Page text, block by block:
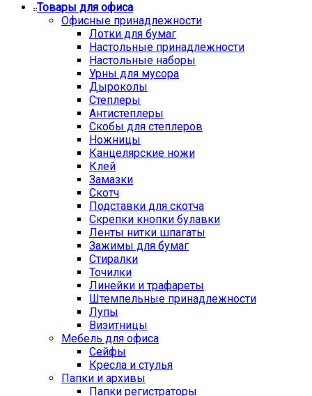
Товары для офиса
Офисные принадлежности
Лотки для бумаг
Настольные принадлежности
Настольные наборы
Урны для мусора
Дыроколы
Степлеры
Антистеплеры
Скобы для степлеров
Ножницы
Канцелярские ножи
Клей
Замазки
Скотч
Подставки для скотча
Скрепки кнопки булавки
Ленты нитки шпагаты
Зажимы для бумаг
Стиралки
Точилки
Линейки и трафареты
Штемпельные принадлежности
Лупы
Визитницы
Мебель для офиса
Сейфы
Кресла и стулья
Папки и архивы
Папки регистраторы